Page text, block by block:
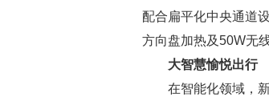
配合扁平化中央通道
方向盘加热及50W无
大智慧愉悦出行
在智能化领域，